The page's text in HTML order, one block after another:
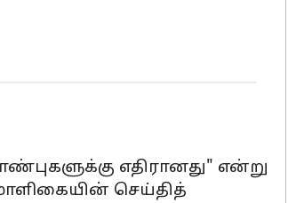
எதிரானது" என்று
செய்தித்